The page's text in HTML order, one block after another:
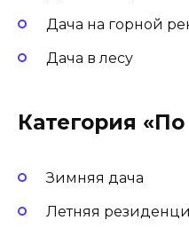
Дача на горной
Дача в лесу
Категория «По
Зимняя дача
Летняя